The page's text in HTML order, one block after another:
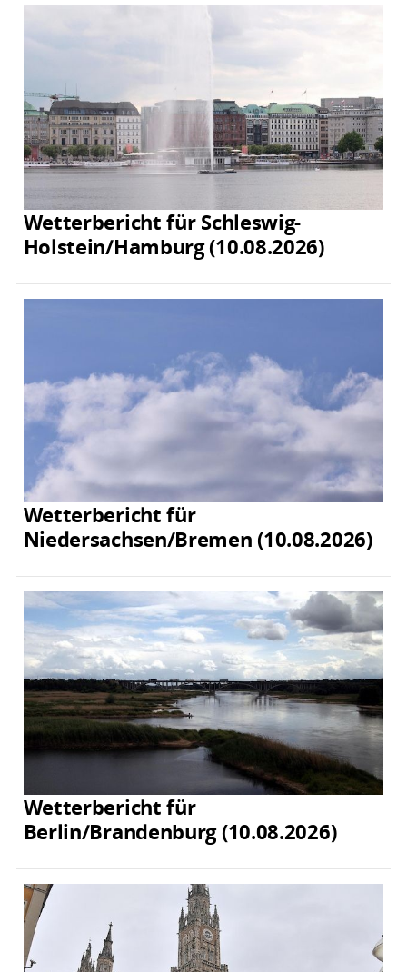
Wetterbericht für Schleswig-
Holstein/Hamburg (10.08.2026)
Wetterbericht für
Niedersachsen/Bremen (10.08.2026)
Wetterbericht für
Berlin/Brandenburg (10.08.2026)